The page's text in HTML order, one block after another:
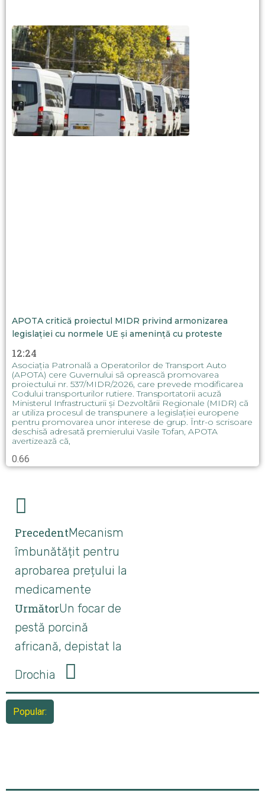
APOTA critică proiectul MIDR privind armonizarea
legislației cu normele UE și amenință cu proteste
12:24
Asociația Patronală a Operatorilor de Transport Auto
(APOTA) cere Guvernului să oprească promovarea
proiectului nr. 537/MIDR/2026, care prevede modificarea
Codului transporturilor rutiere. Transportatorii acuză
Ministerul Infrastructurii și Dezvoltării Regionale (MIDR) că
ar utiliza procesul de transpunere a legislației europene
pentru promovarea unor interese de grup. Într-o scrisoare
deschisă adresată premierului Vasile Tofan, APOTA
avertizează că,
PrecedentMecanism
îmbunătățit pentru
aprobarea prețului la
medicamente
UrmătorUn focar de
pestă porcină
africană, depistat la
Drochia
Popular: